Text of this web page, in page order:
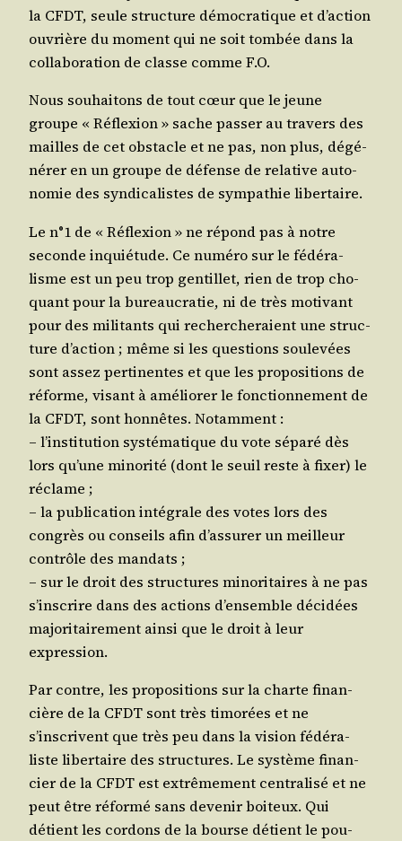
la CFDT, seule struc­ture démo­cra­tique et d’action
ouvrière du moment qui ne soit tom­bée dans la
col­la­bo­ra­tion de classe comme F.O.
Nous sou­hai­tons de tout cœur que le jeune
groupe « Réflexion » sache pas­ser au tra­vers des
mailles de cet obs­tacle et ne pas, non plus, dégé­
né­rer en un groupe de défense de rela­tive auto­
no­mie des syn­di­ca­listes de sym­pa­thie libertaire.
Le n°1 de « Réflexion » ne répond pas à notre
seconde inquié­tude. Ce numé­ro sur le fédé­ra­
lisme est un peu trop gen­tillet, rien de trop cho­
quant pour la bureau­cra­tie, ni de très moti­vant
pour des mili­tants qui recher­che­raient une struc­
ture d’action ; même si les ques­tions sou­le­vées
sont assez per­ti­nentes et que les pro­po­si­tions de
réforme, visant à amé­lio­rer le fonc­tion­ne­ment de
la CFDT, sont hon­nêtes. Notamment :
– l’institution sys­té­ma­tique du vote sépa­ré dès
lors qu’une mino­ri­té (dont le seuil reste à fixer) le
réclame ;
– la publi­ca­tion inté­grale des votes lors des
congrès ou conseils afin d’assurer un meilleur
contrôle des mandats ;
– sur le droit des struc­tures mino­ri­taires à ne pas
s’inscrire dans des actions d’ensemble déci­dées
majo­ri­tai­re­ment ain­si que le droit à leur
expression.
Par contre, les pro­po­si­tions sur la charte finan­
cière de la CFDT sont très timo­rées et ne
s’inscrivent que très peu dans la vision fédé­ra­
liste liber­taire des struc­tures. Le sys­tème finan­
cier de la CFDT est extrê­me­ment cen­tra­li­sé et ne
peut être réfor­mé sans deve­nir boi­teux. Qui
détient les cor­dons de la bourse détient le pou­